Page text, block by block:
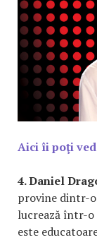
Aici îi poţi
4. Daniel
provine dintr-o
lucrează într-o
este